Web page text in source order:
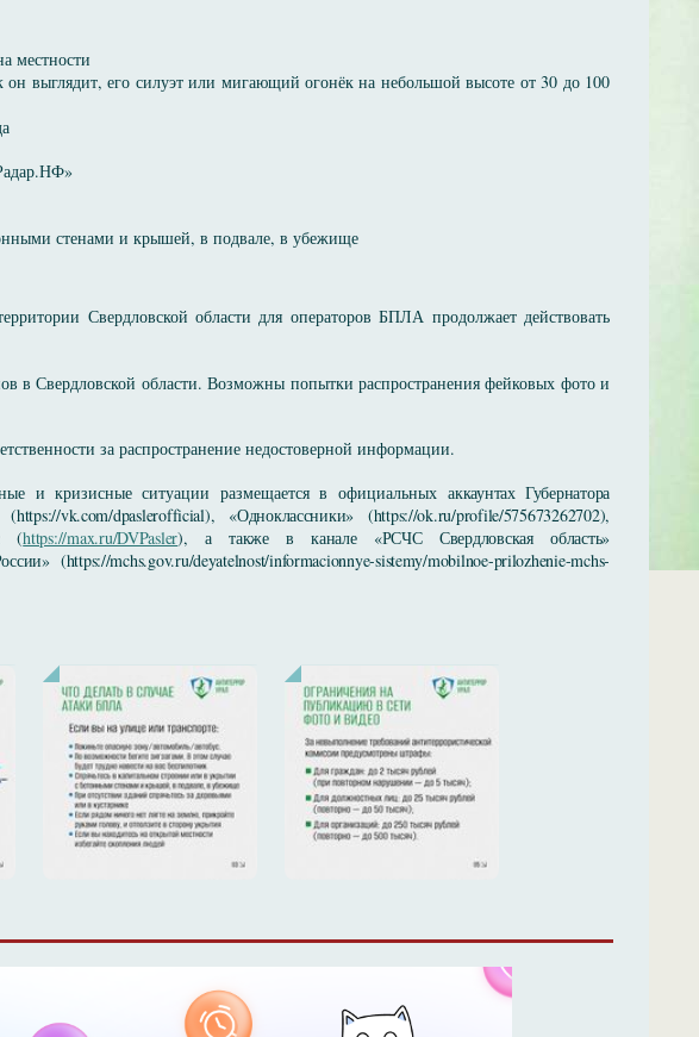
местности
он выглядит, его силуэт или мигающий огонёк на небольшой высоте от 30 до 100
стенами и крышей, в подвале, в убежище
Свердловской области для операторов БПЛА продолжает действовать
в Свердловской области. Возможны попытки распространения фейковых фото и
за распространение недостоверной информации.
и кризисные ситуации размещается в официальныхаккаунтах Губернатора
vk.com/dpaslerofficial), «Одноклассники» (https://ok.ru/profile/575673262702),
(https://max.ru/DVPasler), а также в канале «РСЧС Свердловская область»
(https://mchs.gov.ru/deyatelnost/informacionnye-sistemy/mobilnoe-prilozhenie-mchs-